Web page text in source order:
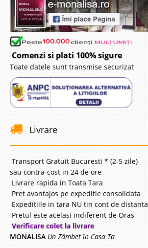
Comenzi si plati 100% sigure
Toate datele sunt transmise securizat
Livrare
Transport Gratuit Bucuresti * (2-5 zile)
sau contra-cost in 24 de ore
Livrare rapida in Toata Tara
Pret avantajos pe expeditie consolidata
Expeditiile in tara NU tin cont de distanta
Pretul este acelasi indiferent de Oras
Verificare colet la livrare
MONALISA Un Zâmbet în Casa Ta